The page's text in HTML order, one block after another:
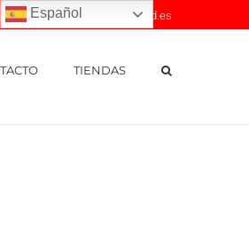
01 29 | central@spumadrid.es
TIENDAS
Español